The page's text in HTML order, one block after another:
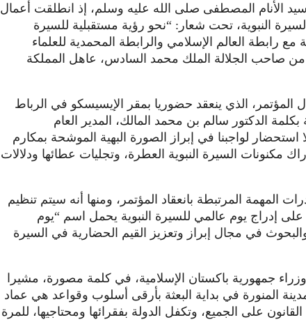
كبيرة في حب سيد الأنام المصطفى صلى الله عليه وسلم، إذ انطلقت أعمال
النبوية، تحت شعار: “نحو رؤية مستقبلية للسيرة
رابطة العالم الإسلامي والرابطة المحمدية للعلماء
من صاحب الجلالة الملك محمد السادس، عاهل المملكة
المؤتمر، الذي ينعقد حضوريا بمقر الإيسيسكو في الرباط
الدكتور سالم بن محمد المالك، المدير العام
استحضار لواجبنا في إبراز الصورة البهية الموشحة بمكارم
مكنونات السيرة النبوية العطرة، وتجليات عطائها ودلالات
المهمة المرتبطة بانعقاد المؤتمر، ومنها أنه سيتم تنظيم
إدراج يوم عالمي للسيرة النبوية يحمل اسم “يوم
في مجال إبراز وتعزيز القيم الحضارية في السيرة
جمهورية باكستان الإسلامية، في كلمة مصورة، مشيرا
المنورة في بداية البعثة بأرقى أسلوب وقواعد هي عماد
على الجميع، وتكفل الدولة بفقرائها ومحتاجيها، للمرة